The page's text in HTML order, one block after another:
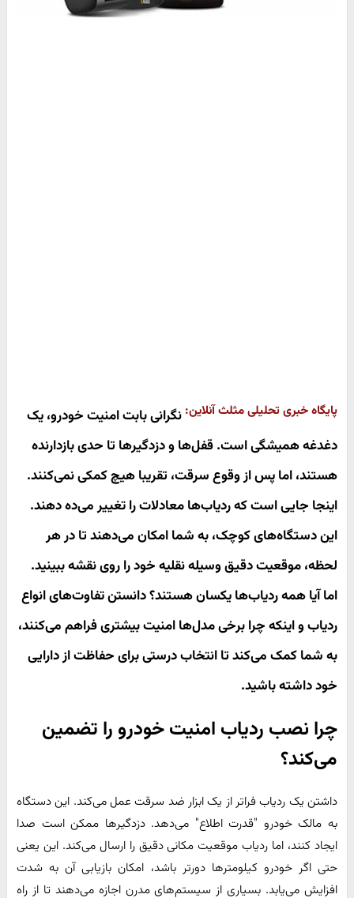
پایگاه خبری تحلیلی مثلث آنلاین: نگرانی بابت امنیت خودرو، یک
دغدغه همیشگی است. قفل‌ها و دزدگیرها تا حدی بازدارنده
هستند، اما پس از وقوع سرقت، تقریبا هیچ کمکی نمی‌کنند.
اینجا جایی است که ردیاب‌ها معادلات را تغییر می‌ده دهند.
این دستگاه‌های کوچک، به شما امکان می‌دهند تا در هر
لحظه، موقعیت دقیق وسیله نقلیه خود را روی نقشه ببینید.
اما آیا همه ردیاب‌ها یکسان هستند؟ دانستن تفاوت‌های انواع
ردیاب و اینکه چرا برخی مدل‌ها امنیت بیشتری فراهم می‌کنند،
به شما کمک می‌کند تا انتخاب درستی برای حفاظت از دارایی
خود داشته باشید.
چرا نصب ردیاب امنیت خودرو را تضمین
می‌کند؟
داشتن یک ردیاب فراتر از یک ابزار ضد سرقت عمل می‌کند. این دستگاه
به مالک خودرو "قدرت اطلاع" می‌دهد. دزدگیرها ممکن است صدا
ایجاد کنند، اما ردیاب موقعیت مکانی دقیق را ارسال می‌کند. این یعنی
حتی اگر خودرو کیلومترها دورتر باشد، امکان بازیابی آن به شدت
افزایش می‌یابد. بسیاری از سیستم‌های مدرن اجازه می‌دهند تا از راه